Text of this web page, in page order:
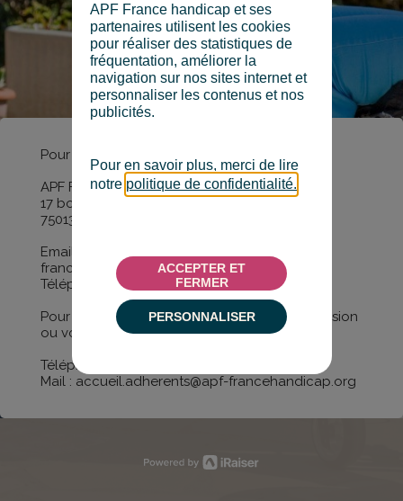
APF France handicap et ses
partenaires utilisent les cookies
pour réaliser des statistiques de
fréquentation, améliorer la
navigation sur nos sites internet et
personnaliser les contenus et nos
publicités.
Pour en savoir plus, merci de lire
notre politique de confidentialité.
ACCEPTER ET
FERMER
PERSONNALISER
Pour toute question :
APF France handicap
17 boulevard Auguste Blanqui
75013 Paris
Email : accueil.donateurs@apf-
francehandicap.org
Téléphone : 01 40 78 27 08
Pour toutes questions concernant votre adhésion
ou votre abonnement à Faire Face :
Téléphone : 01 40 78 27 06
Mail : accueil.adherents@apf-francehandicap.org